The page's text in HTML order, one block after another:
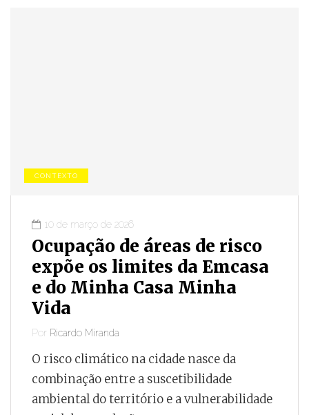
CONTEXTO
10 de março de 2026
Ocupação de áreas de risco
expõe os limites da Emcasa
e do Minha Casa Minha
Vida
Por Ricardo Miranda
O risco climático na cidade nasce da
combinação entre a suscetibilidade
ambiental do território e a vulnerabilidade